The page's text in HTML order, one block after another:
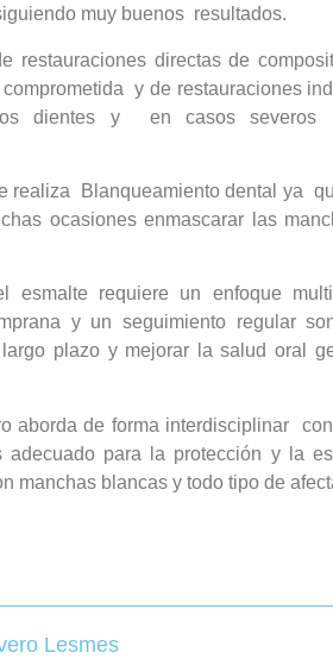
muy buenos resultados.
restauraciones directas de
y de restauraciones
dientes y en casos severos
realiza Blanqueamiento dental ya
ocasiones enmascarar las
esmalte requiere un enfoque
y un seguimiento regular
plazo y mejorar la salud oral
aborda de forma interdisciplinar
adecuado para la protección y la
manchas blancas y todo tipo de
Lesmes